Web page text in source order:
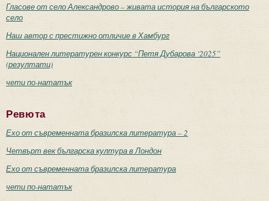
Гласове от село Александрово – живата история на българското
село
Наш автор с престижно отличие в Хамбург
Национален литературен конкурс “Петя Дубарова ‘2025”
(резултати)
чети по-нататък
Ревюта
Ехо от съвременната бразилска литература – 2
Четвърт век българска култура в Лондон
Ехо от съвременната бразилска литература
чети по-нататък